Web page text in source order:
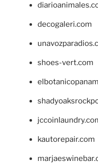
decogaleri.com
shoes-vert.com
kautorepair.com